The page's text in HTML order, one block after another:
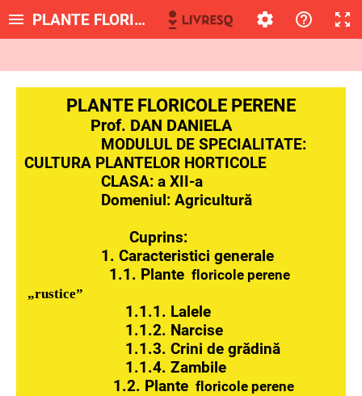
PLANTE FLORICOLE PERENE
PLANTE FLORICOLE PERENE
Prof. DAN DANIELA
MODULUL DE SPECIALITATE:
CULTURA PLANTELOR HORTICOLE
CLASA: a XII-a
Domeniul: Agricultură
Cuprins:
1. Caracteristici generale
1.1. Plante floricole perene
„rustice”
1.1.1. Lalele
1.1.2. Narcise
1.1.3. Crini de grădină
1.1.4. Zambile
1.2. Plante floricole perene